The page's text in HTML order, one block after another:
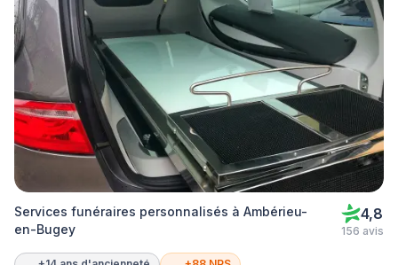
Services funéraires personnalisés à Ambérieu-
en-Bugey
4,8
156 avis